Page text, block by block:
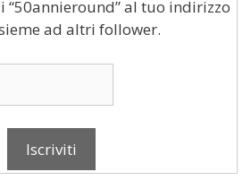
“50annieround” al tuo indirizzo
ad altri follower.